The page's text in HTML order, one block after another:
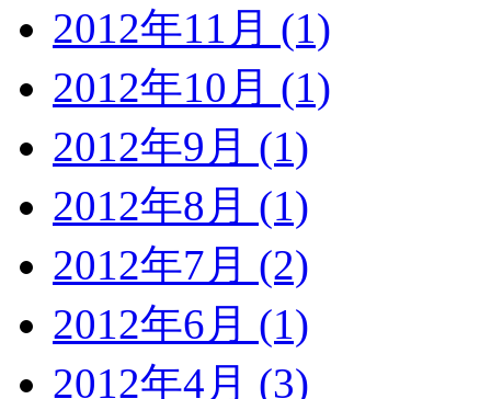
2012年11月 (1)
2012年10月 (1)
2012年9月 (1)
2012年8月 (1)
2012年7月 (2)
2012年6月 (1)
2012年4月 (3)